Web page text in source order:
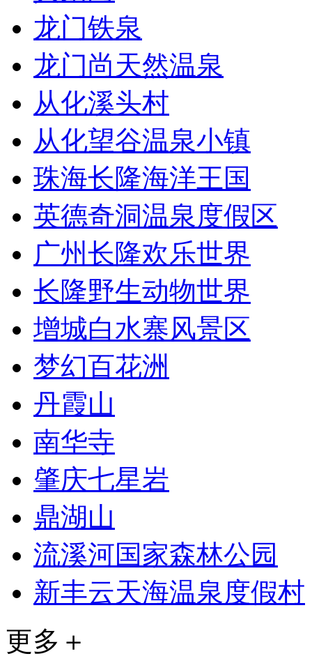
龙门铁泉
龙门尚天然温泉
从化溪头村
从化望谷温泉小镇
珠海长隆海洋王国
英德奇洞温泉度假区
广州长隆欢乐世界
长隆野生动物世界
增城白水寨风景区
梦幻百花洲
丹霞山
南华寺
肇庆七星岩
鼎湖山
流溪河国家森林公园
新丰云天海温泉度假村
更多＋